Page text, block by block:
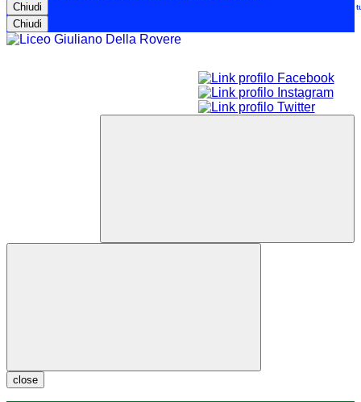
Chiudi
Chiudi
Le
close